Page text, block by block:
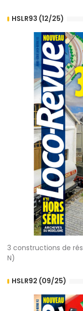
HSLR93 (12/25)
3 constructions de
N)
HSLR92 (09/25)